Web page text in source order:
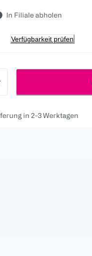
In Filiale abholen
Verfügbarkeit prüfen
in 2-3 Werktagen